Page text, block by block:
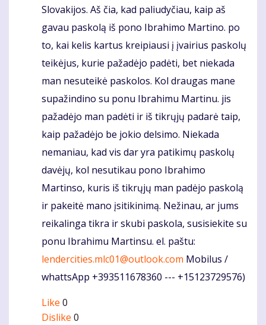
Slovakijos. Aš čia, kad paliudyčiau, kaip aš
gavau paskolą iš pono Ibrahimo Martino. po
to, kai kelis kartus kreipiausi į įvairius paskolų
teikėjus, kurie pažadėjo padėti, bet niekada
man nesuteikė paskolos. Kol draugas mane
supažindino su ponu Ibrahimu Martinu. jis
pažadėjo man padėti ir iš tikrųjų padarė taip,
kaip pažadėjo be jokio delsimo. Niekada
nemaniau, kad vis dar yra patikimų paskolų
davėjų, kol nesutikau pono Ibrahimo
Martinso, kuris iš tikrųjų man padėjo paskolą
ir pakeitė mano įsitikinimą. Nežinau, ar jums
reikalinga tikra ir skubi paskola, susisiekite su
ponu Ibrahimu Martinsu. el. paštu:
lendercities.mlc01@outlook.com Mobilus /
whattsApp +393511678360 --- +15123729576)
Like 0
Dislike 0